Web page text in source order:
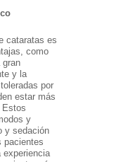
cataratas es
como
gran
y la
por
estar más
Estos
y
y sedación
pacientes
experiencia